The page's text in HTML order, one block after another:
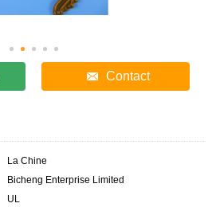
Contact
La Chine
Bicheng Enterprise Limited
UL